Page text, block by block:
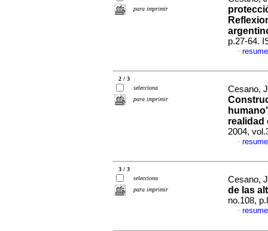
para imprimir
p.27-64.
·
2 / 3
selecciona
para imprimir
Cesano,
realidad
2004,
·
3 / 3
selecciona
para imprimir
Cesano,
de las
no.108,
·